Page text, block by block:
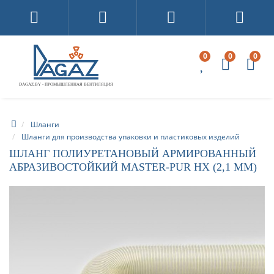
DAGAZ.BY - ПРОМЫШЛЕННАЯ ВЕНТИЛЯЦИЯ
0 0 0
Шланги
Шланги для производства упаковки и пластиковых изделий
ШЛАНГ ПОЛИУРЕТАНОВЫЙ АРМИРОВАННЫЙ
АБРАЗИВОСТОЙКИЙ MASTER-PUR HX (2,1 ММ)